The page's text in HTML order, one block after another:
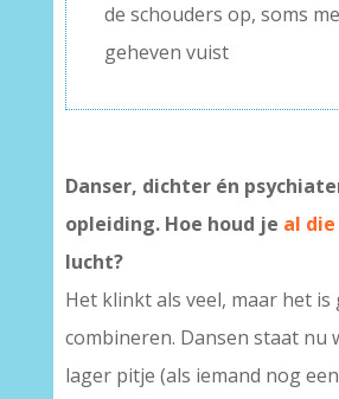
de schouders op, soms
geheven vuist
Danser, dichter én
opleiding. Hoe houd je al
lucht?
Het klinkt als veel, maar het is
combineren. Dansen staat nu
lager pitje (als iemand nog